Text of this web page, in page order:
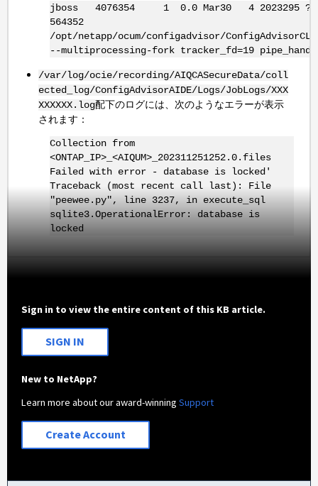
jboss 4076354 1 0.0 Mar30 4
564352
/opt/netapp/ocum/configadvisor/
--multiprocessing-fork tracker_fd=19
/var/log/ocie/recording/AIQCASecureData/coll
ected_log/ConfigAdvisorAIDE/Logs/JobLogs/XXX
XXXXXX.log配下のログには、次のようなエラーが表示
されます：
Collection from
<ONTAP_IP>_<AIQUM>_202311251252.0.files
Failed with error - database is locked'
Traceback (most recent call last): File
"peewee.py", line 3237, in execute_sql
sqlite3.OperationalError: database is
locked
Sign in to view the entire content of this KB article.
SIGN IN
New to NetApp?
Learn more about our award-winningSupport
Create Account